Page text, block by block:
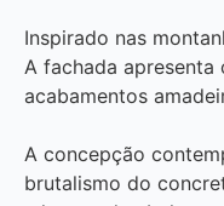
Inspirado nas
A fachada apresenta
acabamentos
A concepção
brutalismo do